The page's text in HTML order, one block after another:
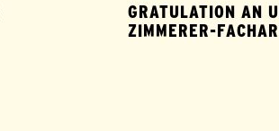
GRATULATION AN
ZIMMERER-